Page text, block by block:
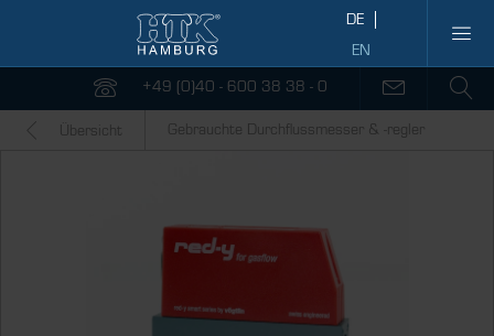
+49 (0)40 - 600 38 38 - 0
Übersicht Gebrauchte Durchflussmesser & -regler